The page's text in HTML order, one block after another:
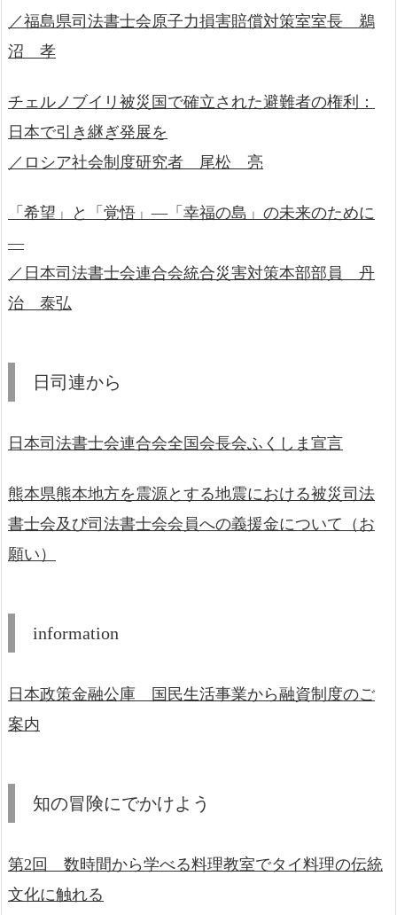
／福島県司法書士会原子力損害賠償対策室室長 鵜
沼 孝
チェルノブイリ被災国で確立された避難者の権利：
日本で引き継ぎ発展を
／ロシア社会制度研究者 尾松 亮
「希望」と「覚悟」―「幸福の島」の未来のために
―
／日本司法書士会連合会統合災害対策本部部員 丹
治 泰弘
日司連から
日本司法書士会連合会全国会長会ふくしま宣言
熊本県熊本地方を震源とする地震における被災司法
書士会及び司法書士会会員への義援金について（お
願い）
information
日本政策金融公庫 国民生活事業から融資制度のご
案内
知の冒険にでかけよう
第2回 数時間から学べる料理教室でタイ料理の伝統
文化に触れる